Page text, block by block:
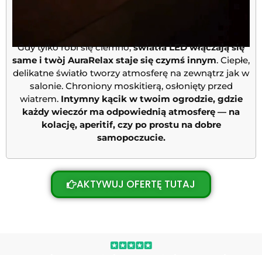
Gdy tylko robi się ciemno,światła LED włączają się
same i twòj AuraRelax staje się czymś innym. Ciepłe,
delikatne światło tworzy atmosferę na zewnątrz jak w
salonie. Chroniony moskitierą, osłonięty przed
wiatrem. Intymny kącik w twoim ogrodzie, gdzie
każdy wieczór ma odpowiednią atmosferę — na
kolację, aperitif, czy po prostu na dobre
samopoczucie.
AKTYWUJ OFERTĘ TUTAJ